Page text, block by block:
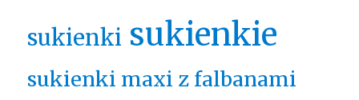
sukienki sukienkie
sukienki maxi z falbanami